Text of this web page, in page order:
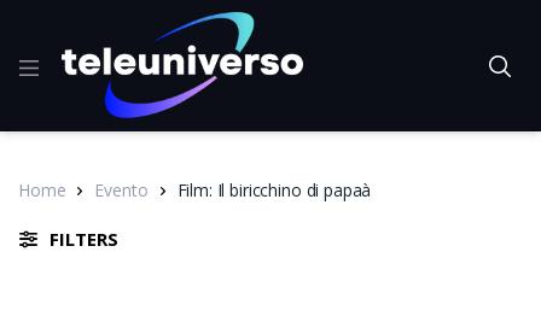
Home Evento Film: Il biricchino di papaà
FILTERS